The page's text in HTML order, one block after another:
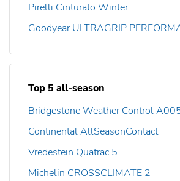
Pirelli Cinturato Winter
Goodyear ULTRAGRIP
Top 5 all-season
Bridgestone Weather Control
Continental AllSeasonContact
Vredestein Quatrac 5
Michelin CROSSCLIMATE 2